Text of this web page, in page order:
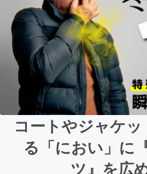
コートやジャケ
る「におい」に
ツ』を広